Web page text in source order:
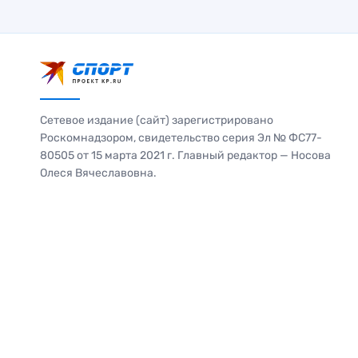
Сетевое издание (сайт) зарегистрировано
Роскомнадзором, свидетельство серия Эл № ФС77-
80505 от 15 марта 2021 г. Главный редактор — Носова
Олеся Вячеславовна.